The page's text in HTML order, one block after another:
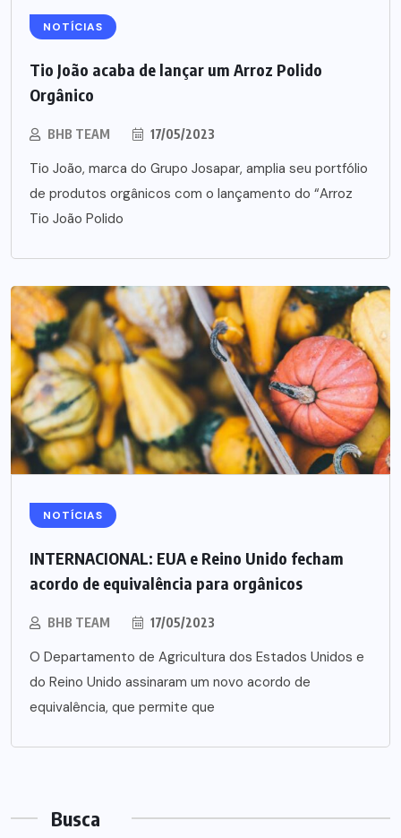
NOTÍCIAS
Tio João acaba de lançar um Arroz Polido
Orgânico
BHB TEAM 17/05/2023
Tio João, marca do Grupo Josapar, amplia seu portfólio
de produtos orgânicos com o lançamento do “Arroz
Tio João Polido
NOTÍCIAS
INTERNACIONAL: EUA e Reino Unido fecham
acordo de equivalência para orgânicos
BHB TEAM 17/05/2023
O Departamento de Agricultura dos Estados Unidos e
do Reino Unido assinaram um novo acordo de
equivalência, que permite que
Busca